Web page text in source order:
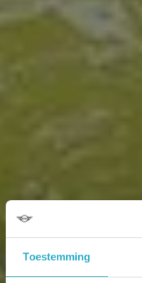
Toestemming